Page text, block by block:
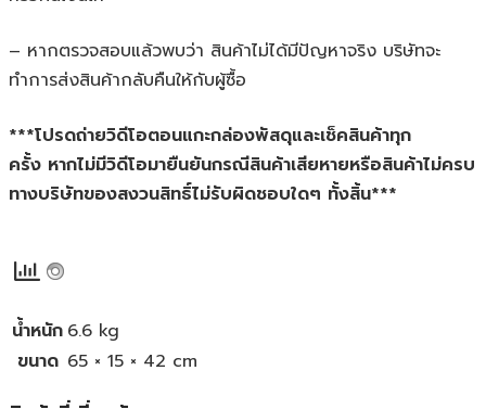
– หากตรวจสอบแล้วพบว่า สินค้าไม่ได้มีปัญหาจริง บริษัทจะ
ทำการส่งสินค้ากลับคืนให้กับผู้ซื้อ
***โปรดถ่ายวิดีโอตอนแกะกล่องพัสดุและเช็คสินค้าทุก
ครั้ง หากไม่มีวิดีโอมายืนยันกรณีสินค้าเสียหายหรือสินค้าไม่ครบ
ทางบริษัทของสงวนสิทธิ์ไม่รับผิดชอบใดๆ ทั้งสิ้น***
น้ำหนัก 6.6 kg
ขนาด 65 × 15 × 42 cm